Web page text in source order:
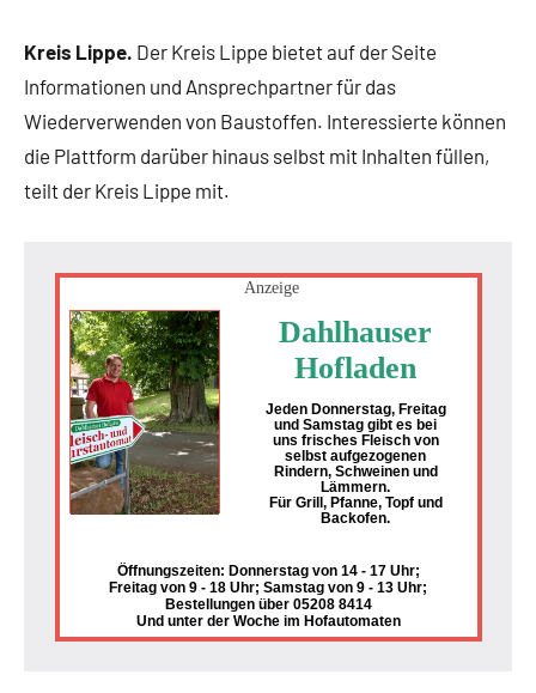
Kreis Lippe. Der Kreis Lippe bietet auf der Seite
Informationen und Ansprechpartner für das
Wiederverwenden von Baustoffen. Interessierte können
die Plattform darüber hinaus selbst mit Inhalten füllen,
teilt der Kreis Lippe mit.
Anzeige
Dahlhauser
Hofladen
Jeden Donnerstag, Freitag
und Samstag gibt es bei
uns frisches Fleisch von
selbst aufgezogenen
Rindern, Schweinen und
Lämmern.
Für Grill, Pfanne, Topf und
Backofen.
Öffnungszeiten: Donnerstag von 14 - 17 Uhr;
Freitag von 9 - 18 Uhr; Samstag von 9 - 13 Uhr;
Bestellungen über 05208 8414
Und unter der Woche im Hofautomaten